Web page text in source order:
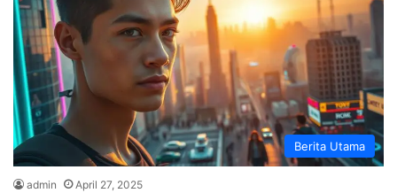
Berita Utama
admin April 27, 2025